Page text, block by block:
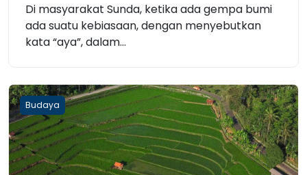
Di masyarakat Sunda, ketika ada gempa bumi
ada suatu kebiasaan, dengan menyebutkan
kata “aya”, dalam...
Budaya